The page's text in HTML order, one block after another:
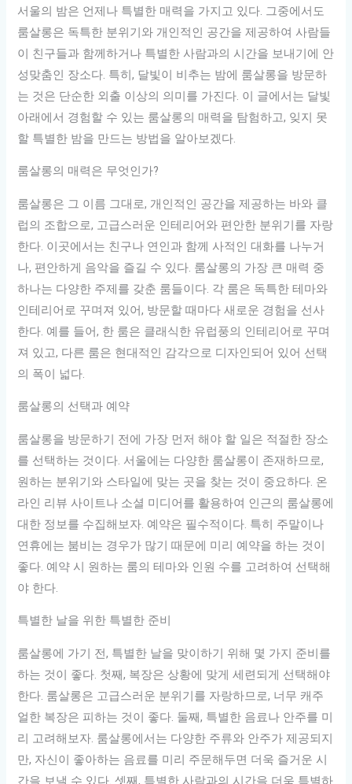
서울의 밤은 언제나 특별한 매력을 가지고 있다. 그중에서도
룸살롱은 독특한 분위기와 개인적인 공간을 제공하여 사람들
이 친구들과 함께하거나 특별한 사람과의 시간을 보내기에 안
성맞춤인 장소다. 특히, 달빛이 비추는 밤에 룸살롱을 방문하
는 것은 단순한 외출 이상의 의미를 가진다. 이 글에서는 달빛
아래에서 경험할 수 있는 룸살롱의 매력을 탐험하고, 잊지 못
할 특별한 밤을 만드는 방법을 알아보겠다.
룸살롱의 매력은 무엇인가?
룸살롱은 그 이름 그대로, 개인적인 공간을 제공하는 바와 클
럽의 조합으로, 고급스러운 인테리어와 편안한 분위기를 자랑
한다. 이곳에서는 친구나 연인과 함께 사적인 대화를 나누거
나, 편안하게 음악을 즐길 수 있다. 룸살롱의 가장 큰 매력 중
하나는 다양한 주제를 갖춘 룸들이다. 각 룸은 독특한 테마와
인테리어로 꾸며져 있어, 방문할 때마다 새로운 경험을 선사
한다. 예를 들어, 한 룸은 클래식한 유럽풍의 인테리어로 꾸며
져 있고, 다른 룸은 현대적인 감각으로 디자인되어 있어 선택
의 폭이 넓다.
룸살롱의 선택과 예약
룸살롱을 방문하기 전에 가장 먼저 해야 할 일은 적절한 장소
를 선택하는 것이다. 서울에는 다양한 룸살롱이 존재하므로,
원하는 분위기와 스타일에 맞는 곳을 찾는 것이 중요하다. 온
라인 리뷰 사이트나 소셜 미디어를 활용하여 인근의 룸살롱에
대한 정보를 수집해보자. 예약은 필수적이다. 특히 주말이나
연휴에는 붐비는 경우가 많기 때문에 미리 예약을 하는 것이
좋다. 예약 시 원하는 룸의 테마와 인원 수를 고려하여 선택해
야 한다.
특별한 날을 위한 특별한 준비
룸살롱에 가기 전, 특별한 날을 맞이하기 위해 몇 가지 준비를
하는 것이 좋다. 첫째, 복장은 상황에 맞게 세련되게 선택해야
한다. 룸살롱은 고급스러운 분위기를 자랑하므로, 너무 캐주
얼한 복장은 피하는 것이 좋다. 둘째, 특별한 음료나 안주를 미
리 고려해보자. 룸살롱에서는 다양한 주류와 안주가 제공되지
만, 자신이 좋아하는 음료를 미리 주문해두면 더욱 즐거운 시
간을 보낼 수 있다. 셋째, 특별한 사람과의 시간을 더욱 특별하